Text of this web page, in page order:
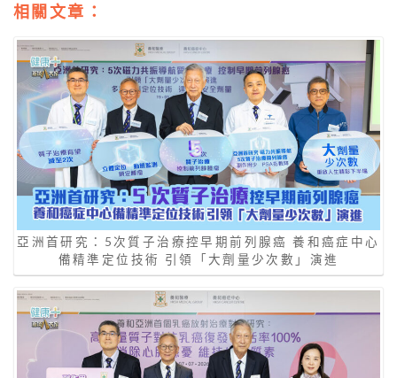
相關文章：
亞洲首研究：5次質子治療控早期前列腺癌 養和癌症中心
備精準定位技術 引領「大劑量少次數」演進